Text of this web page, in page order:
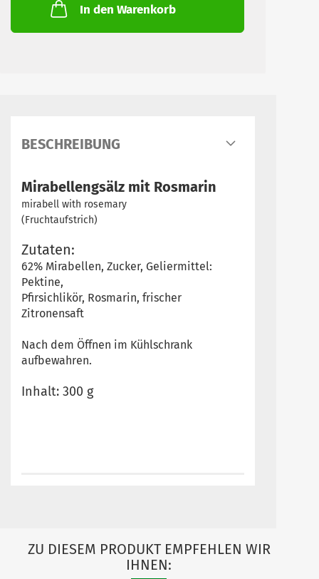
In den Warenkorb
BESCHREIBUNG
Mirabellengsälz mit Rosmarin
mirabell with rosemary
(Fruchtaufstrich)
Zutaten:
62% Mirabellen, Zucker, Geliermittel:
Pektine,
Pfirsichlikör, Rosmarin, frischer
Zitronensaft
Nach dem Öffnen im Kühlschrank
aufbewahren.
Inhalt: 300 g
ZU DIESEM PRODUKT EMPFEHLEN WIR
IHNEN: